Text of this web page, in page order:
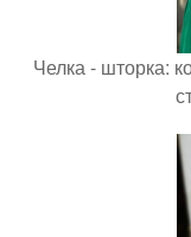
Челка - шторка: